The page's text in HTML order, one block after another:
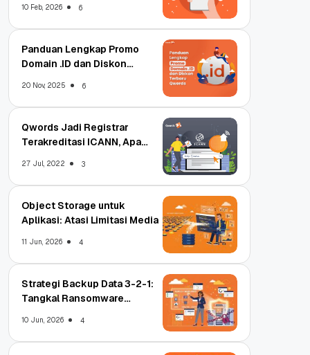
10 Feb, 2026 6
Panduan Lengkap Promo
Domain .ID dan Diskon
20 Nov, 2025 6
Qwords Jadi Registrar
Terakreditasi ICANN, Apa
27 Jul, 2022 3
Object Storage untuk
Aplikasi: Atasi Limitasi Media
11 Jun, 2026 4
Strategi Backup Data 3-2-1:
Tangkal Ransomware
10 Jun, 2026 4